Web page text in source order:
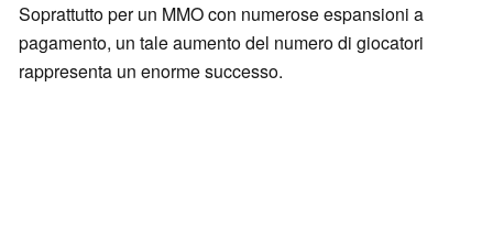
Soprattutto per un MMO con numerose espansioni a
pagamento, un tale aumento del numero di giocatori
rappresenta un enorme successo.